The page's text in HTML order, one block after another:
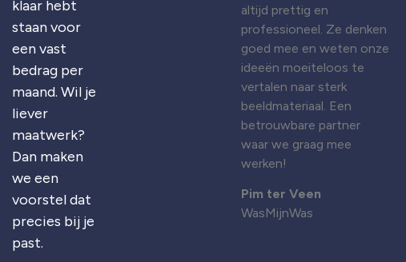
klaar hebt
staan voor
een vast
bedrag per
maand. Wil je
liever
maatwerk?
Dan maken
we een
voorstel dat
precies bij je
past.
altijd prettig en
professioneel. Ze denken
goed mee en weten onze
ideeën moeiteloos te
vertalen naar sterk
beeldmateriaal. Een
betrouwbare partner
waar we graag mee
werken!
Pim ter Veen
WasMijnWas